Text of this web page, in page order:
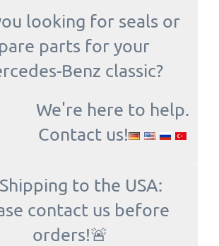
looking for seals or
parts for your
Benz classic?
We're here to help.
Contact us!
to the USA:
contact us before
orders!🚨